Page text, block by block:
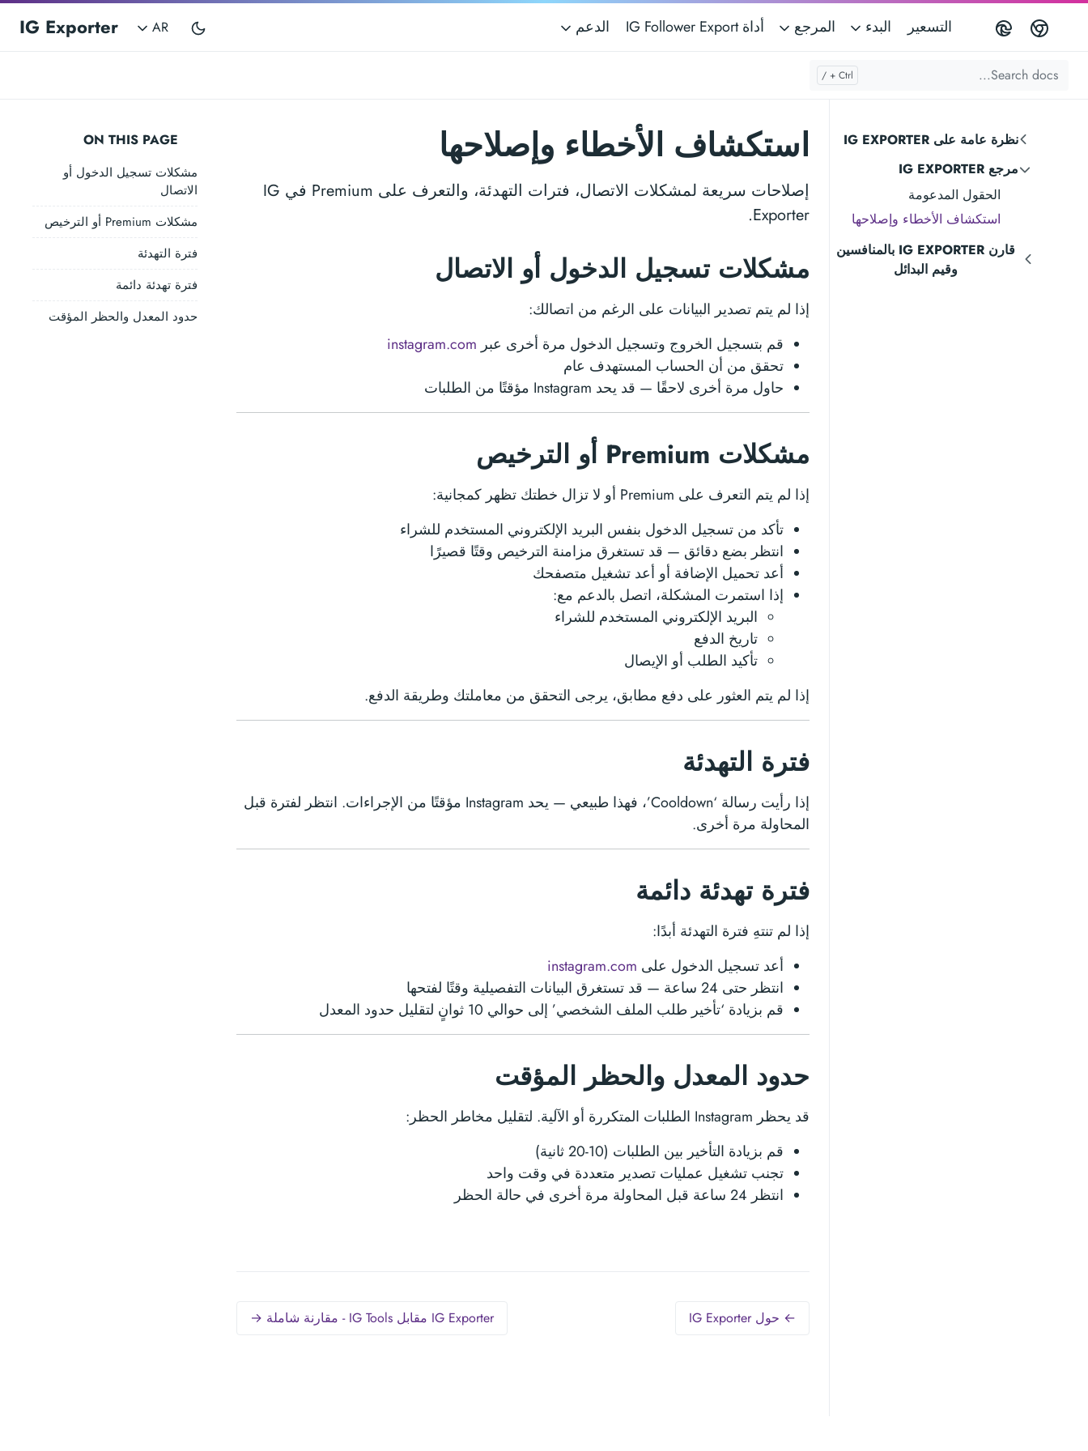
IG Exporter التسعير البدء المرجع أداة IG Follower Export الدعم AR
نظرة عامة على IG EXPORTER
مرجع IG EXPORTER
الحقول المدعومة
استكشاف الأخطاء وإصلاحها
قارن IG EXPORTER بالمنافسين
وقيم البدائل
ON THIS PAGE
مشكلات تسجيل الدخول أو
الاتصال
مشكلات Premium أو الترخيص
فترة التهدئة
فترة تهدئة دائمة
حدود المعدل والحظر المؤقت
استكشاف الأخطاء وإصلاحها
إصلاحات سريعة لمشكلات الاتصال، فترات التهدئة، والتعرف على Premium في IG
Exporter.
مشكلات تسجيل الدخول أو الاتصال
إذا لم يتم تصدير البيانات على الرغم من اتصالك:
قم بتسجيل الخروج وتسجيل الدخول مرة أخرى عبر instagram.com
تحقق من أن الحساب المستهدف عام
حاول مرة أخرى لاحقًا — قد يحد Instagram مؤقتًا من الطلبات
مشكلات Premium أو الترخيص
إذا لم يتم التعرف على Premium أو لا تزال خطتك تظهر كمجانية:
تأكد من تسجيل الدخول بنفس البريد الإلكتروني المستخدم للشراء
انتظر بضع دقائق — قد تستغرق مزامنة الترخيص وقتًا قصيرًا
أعد تحميل الإضافة أو أعد تشغيل متصفحك
إذا استمرت المشكلة، اتصل بالدعم مع:
البريد الإلكتروني المستخدم للشراء
تاريخ الدفع
تأكيد الطلب أو الإيصال
إذا لم يتم العثور على دفع مطابق، يرجى التحقق من معاملتك وطريقة الدفع.
فترة التهدئة
إذا رأيت رسالة ‘Cooldown’، فهذا طبيعي — يحد Instagram مؤقتًا من الإجراءات. انتظر لفترة قبل
المحاولة مرة أخرى.
فترة تهدئة دائمة
إذا لم تنتهِ فترة التهدئة أبدًا:
أعد تسجيل الدخول على instagram.com
انتظر حتى 24 ساعة — قد تستغرق البيانات التفصيلية وقتًا لفتحها
قم بزيادة ‘تأخير طلب الملف الشخصي’ إلى حوالي 10 ثوانٍ لتقليل حدود المعدل
حدود المعدل والحظر المؤقت
قد يحظر Instagram الطلبات المتكررة أو الآلية. لتقليل مخاطر الحظر:
قم بزيادة التأخير بين الطلبات (10-20 ثانية)
تجنب تشغيل عمليات تصدير متعددة في وقت واحد
انتظر 24 ساعة قبل المحاولة مرة أخرى في حالة الحظر
← حول IG Exporter IG Exporter مقابل IG Tools - مقارنة شاملة →